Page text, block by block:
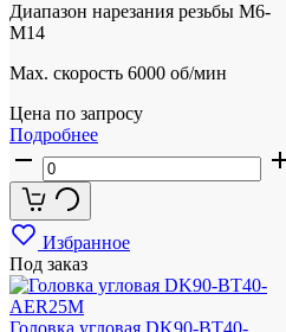
Диапазон нарезания резьбы М6-
М14
Max. скорость 6000 об/мин
Цена по запросу
Подробнее
Избранное
Под заказ